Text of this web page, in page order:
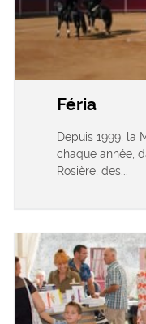
Féria
Depuis 1999, la
chaque année,
Rosière, des...